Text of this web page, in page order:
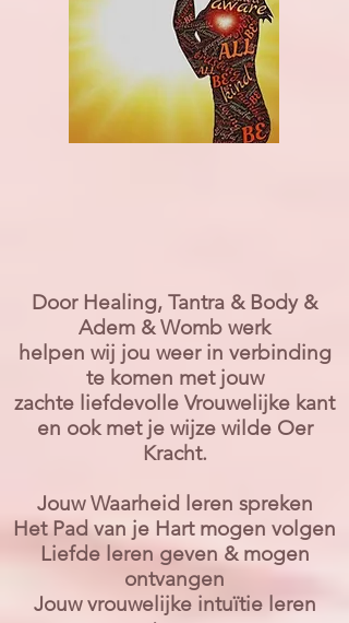
Door Healing, Tantra & Body &
Adem & Womb werk
helpen wij jou weer in verbinding
te komen met jouw
zachte liefdevolle Vrouwelijke kant
en ook met je wijze wilde Oer
Kracht.
Jouw Waarheid leren spreken
Het Pad van je Hart mogen volgen
Liefde leren geven & mogen
ontvangen
Jouw vrouwelijke intuïtie leren